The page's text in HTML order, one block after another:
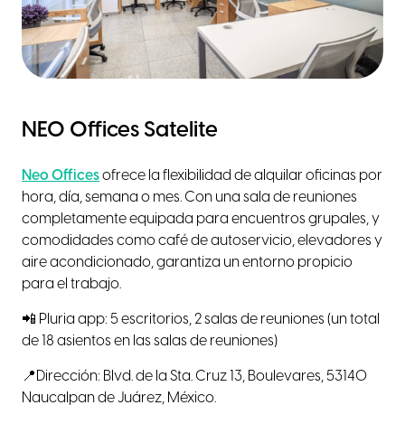
NEO Offices Satelite
Neo Officesofrece la flexibilidad de alquilar oficinas por
hora, día, semana o mes. Con una sala de reuniones
completamente equipada para encuentros grupales, y
comodidades como café de autoservicio, elevadores y
aire acondicionado, garantiza un entorno propicio
para el trabajo.
📲 Pluria app: 5 escritorios, 2 salas de reuniones (un total
de 18 asientos en las salas de reuniones)
📍Dirección: Blvd. de la Sta. Cruz 13, Boulevares, 53140
Naucalpan de Juárez, México.